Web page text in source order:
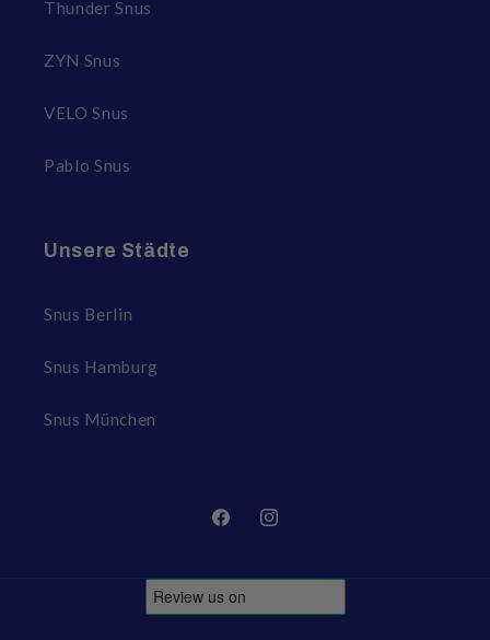
Thunder Snus
ZYN Snus
VELO Snus
Pablo Snus
Unsere Städte
Snus Berlin
Snus Hamburg
Snus München
FacebookInstagram